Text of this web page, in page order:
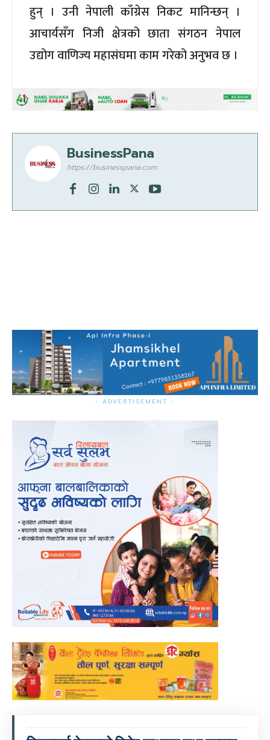
हुन् । उनी नेपाली काँग्रेस निकट मानिन्छन् ।
आचार्यसँग निजी क्षेत्रको छाता संगठन नेपाल
उद्योग वाणिज्य महासंघमा काम गरेको अनुभव छ ।
BusinessPana
https://businesspana.com
- ADVERTISEMENT -